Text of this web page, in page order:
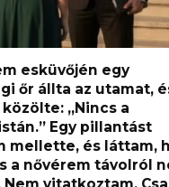
esküvőjén egy
őr állta az utamat,
„Nincs a
Egy pillantást
mellette, és láttam,
a nővérem távolról